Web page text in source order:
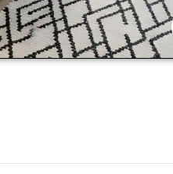
Click to enlarge